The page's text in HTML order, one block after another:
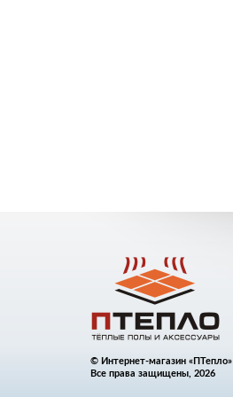
© Интернет-магазин «ПТепло»
Все права защищены, 2026